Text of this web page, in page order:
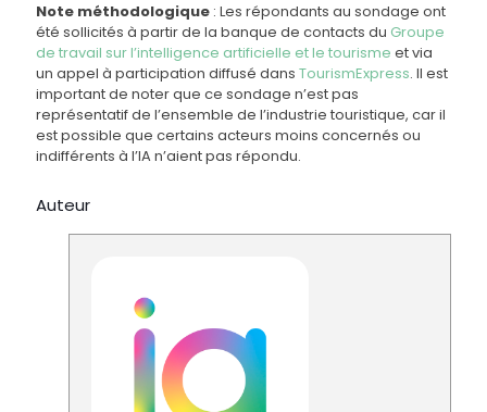
Note méthodologique : Les répondants au sondage ont
été sollicités à partir de la banque de contacts du Groupe
de travail sur l’intelligence artificielle et le tourisme et via
un appel à participation diffusé dans TourismExpress. Il est
important de noter que ce sondage n’est pas
représentatif de l’ensemble de l’industrie touristique, car il
est possible que certains acteurs moins concernés ou
indifférents à l’IA n’aient pas répondu.
Auteur